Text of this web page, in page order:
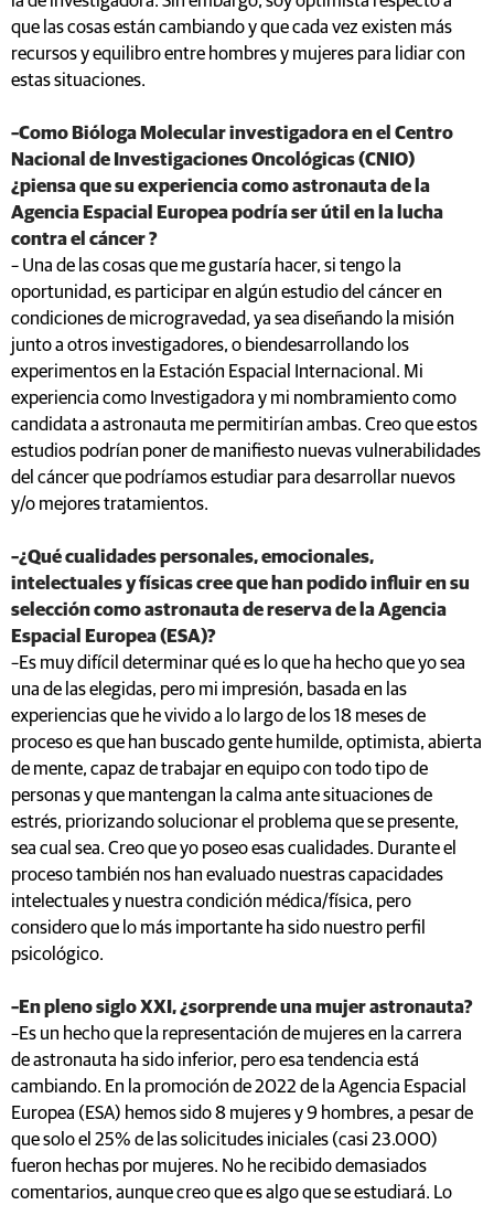
que las cosas están cambiando y que cada vez existen más
recursos y equilibro entre hombres y mujeres para lidiar con
estas situaciones.
–Como Bióloga Molecular investigadora en el Centro
Nacional de Investigaciones Oncológicas (CNIO)
¿piensa que su experiencia como astronauta de la
Agencia Espacial Europea podría ser útil en la lucha
contra el cáncer ?
– Una de las cosas que me gustaría hacer, si tengo la
oportunidad, es participar en algún estudio del cáncer en
condiciones de microgravedad, ya sea diseñando la misión
junto a otros investigadores, o biendesarrollando los
experimentos en la Estación Espacial Internacional. Mi
experiencia como Investigadora y mi nombramiento como
candidata a astronauta me permitirían ambas. Creo que estos
estudios podrían poner de manifiesto nuevas vulnerabilidades
del cáncer que podríamos estudiar para desarrollar nuevos
y/o mejores tratamientos.
–¿Qué cualidades personales, emocionales,
intelectuales y físicas cree que han podido influir en su
selección como astronauta de reserva de la Agencia
Espacial Europea (ESA)?
–Es muy difícil determinar qué es lo que ha hecho que yo sea
una de las elegidas, pero mi impresión, basada en las
experiencias que he vivido a lo largo de los 18 meses de
proceso es que han buscado gente humilde, optimista, abierta
de mente, capaz de trabajar en equipo con todo tipo de
personas y que mantengan la calma ante situaciones de
estrés, priorizando solucionar el problema que se presente,
sea cual sea. Creo que yo poseo esas cualidades. Durante el
proceso también nos han evaluado nuestras capacidades
intelectuales y nuestra condición médica/física, pero
considero que lo más importante ha sido nuestro perfil
psicológico.
–En pleno siglo XXI, ¿sorprende una mujer astronauta?
–Es un hecho que la representación de mujeres en la carrera
de astronauta ha sido inferior, pero esa tendencia está
cambiando. En la promoción de 2022 de la Agencia Espacial
Europea (ESA) hemos sido 8 mujeres y 9 hombres, a pesar de
que solo el 25% de las solicitudes iniciales (casi 23.000)
fueron hechas por mujeres. No he recibido demasiados
comentarios, aunque creo que es algo que se estudiará. Lo